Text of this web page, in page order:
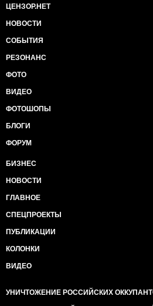
ЦЕНЗОР.НЕТ
НОВОСТИ
СОБЫТИЯ
РЕЗОНАНС
ФОТО
ВИДЕО
ФОТОШОПЫ
БЛОГИ
ФОРУМ
БИЗНЕС
НОВОСТИ
ГЛАВНОЕ
СПЕЦПРОЕКТЫ
ПУБЛИКАЦИИ
КОЛОНКИ
ВИДЕО
УНИЧТОЖЕНИЕ РОССИЙСКИХ